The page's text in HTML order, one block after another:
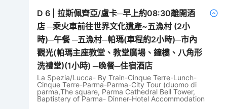
D6 |拉斯佩齊亞/盧卡─早上約08:30離開酒
店 ─乘火車前往世界文化遺產~五漁村 (2小
時)─午餐 ─五漁村─帕瑪(車程約2小時)─市內
觀光(帕瑪主座教堂、教堂廣場、鐘樓、八角形
洗禮堂)(1小時) ─晚餐─住宿酒店
La Spezia/Lucca- By Train-Cinque Terre-Lunch-
Cinque Terre-Parma-Parma-City Tour (duomo di
parma,The square, Parma Cathedral Bell Tower,
Baptistery of Parma- Dinner-Hotel Accommodation